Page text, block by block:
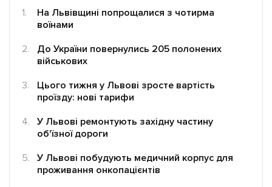
[email protected] Реклама на сайті
Політика конфіденційності
Наші соц мережі
Підтримати dyvys.info
На Львівщині попрощалися з чотирма
воїнами
До України повернулись 205 полонених
військових
Цього тижня у Львові зросте вартість
проїзду: нові тарифи
У Львові ремонтують західну частину
об'їзної дороги
У Львові побудують медичний корпус для
проживання онкопацієнтів